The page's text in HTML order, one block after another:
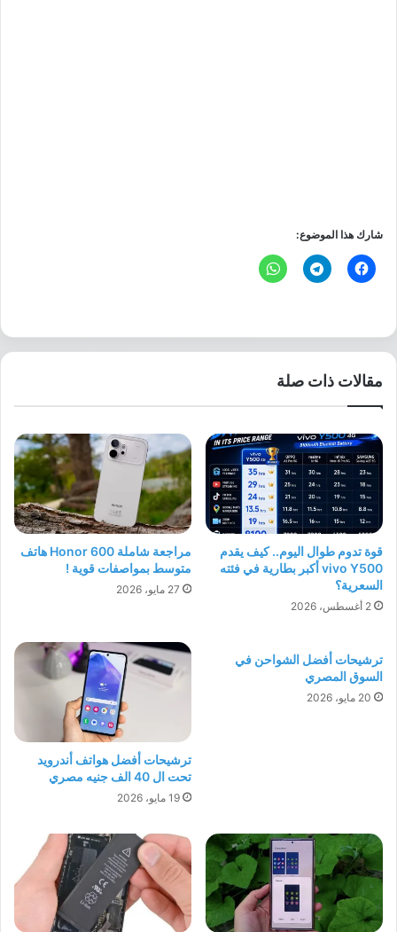
شارك هذا الموضوع:
مقالات ذات صلة
قوة تدوم طوال اليوم.. كيف يقدم
vivo Y500 أكبر بطارية في فئته
السعرية؟
2 أغسطس، 2026
مراجعة شاملة Honor 600 هاتف
متوسط بمواصفات قوية !
27 مايو، 2026
ترشيحات أفضل الشواحن في
السوق المصري
20 مايو، 2026
ترشيحات أفضل هواتف أندرويد
تحت ال 40 الف جنيه مصري
19 مايو، 2026